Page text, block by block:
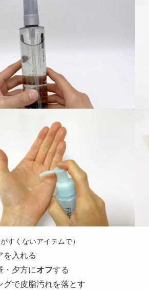
がすくないアイテムで）
を入れる
・夕方にオフする
で皮脂汚れを落とす